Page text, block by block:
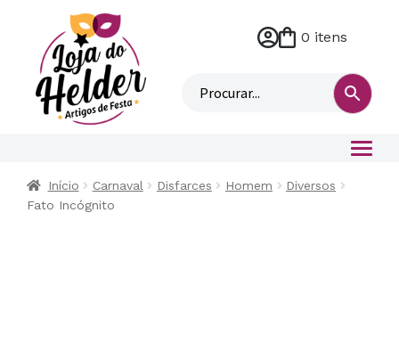
M
n
0 itens
Início Carnaval Disfarces Homem
Diversos
Fato Incógnito